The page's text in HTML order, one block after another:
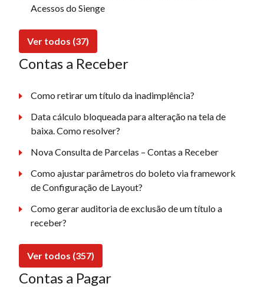
Acessos do Sienge
Ver todos (37)
Contas a Receber
Como retirar um título da inadimplência?
Data cálculo bloqueada para alteração na tela de
baixa. Como resolver?
Nova Consulta de Parcelas – Contas a Receber
Como ajustar parâmetros do boleto via framework
de Configuração de Layout?
Como gerar auditoria de exclusão de um título a
receber?
Ver todos (357)
Contas a Pagar